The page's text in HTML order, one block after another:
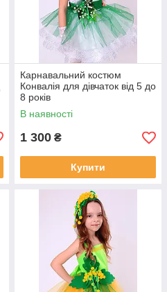
Карнавальний костюм
Конвалія для дівчаток від 5 до
8 років
В наявності
1 300 ₴
Купити